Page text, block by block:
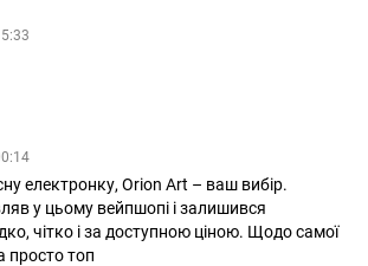
електронку, Orion Art – ваш вибір.
у цьому вейпшопі і залишився
чітко і за доступною ціною. Щодо самої
просто топ